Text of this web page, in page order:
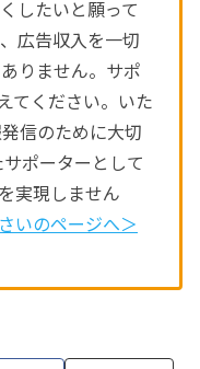
したいと願って
広告収入を一切
りません。サポ
てください。いた
信のために大切
ポーターとして
実現しません
いのページへ＞